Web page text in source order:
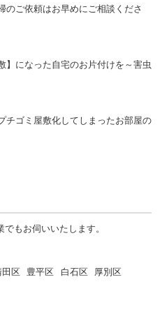
のご依頼はお早めにご相談くださ
】になった自宅のお片付けを～害虫
チゴミ屋敷化してしまったお部屋の
もお伺いいたします。
区 豊平区 白石区 厚別区